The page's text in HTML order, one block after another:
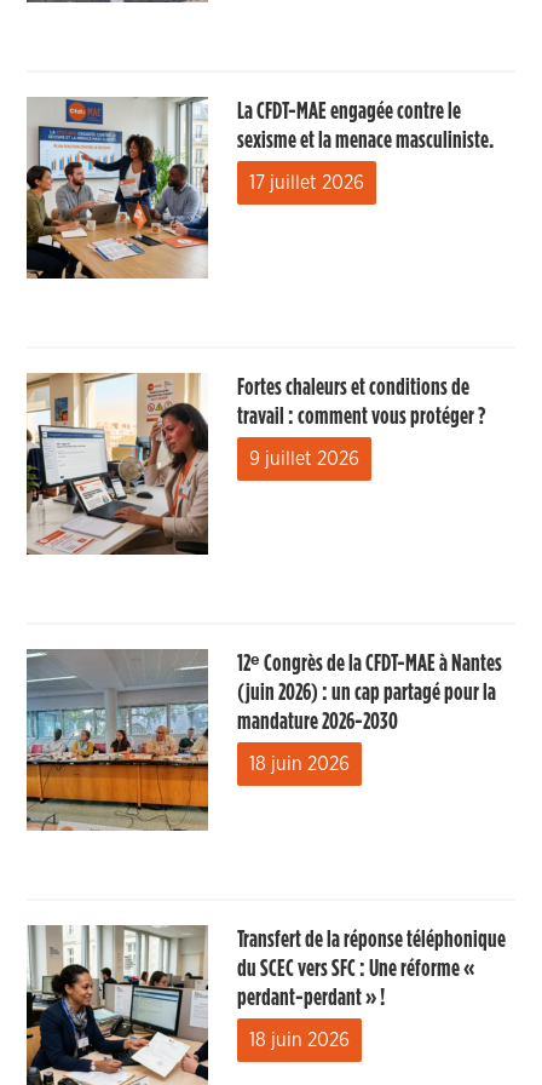
La CFDT-MAE engagée contre le
sexisme et la menace masculiniste.
17 juillet 2026
Fortes chaleurs et conditions de
travail : comment vous protéger ?
9 juillet 2026
12ᵉ Congrès de la CFDT-MAE à Nantes
(juin 2026) : un cap partagé pour la
mandature 2026-2030
18 juin 2026
Transfert de la réponse téléphonique
du SCEC vers SFC : Une réforme «
perdant-perdant » !
18 juin 2026